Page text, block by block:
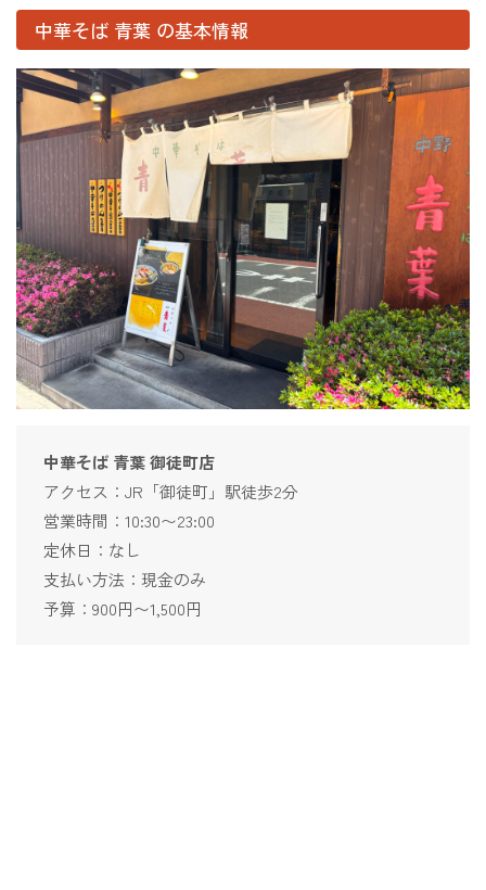
中華そば 青葉 の基本情報
中華そば 青葉 御徒町店
アクセス：JR「御徒町」駅徒歩2分
営業時間：10:30〜23:00
定休日：なし
支払い方法：現金のみ
予算：900円〜1,500円